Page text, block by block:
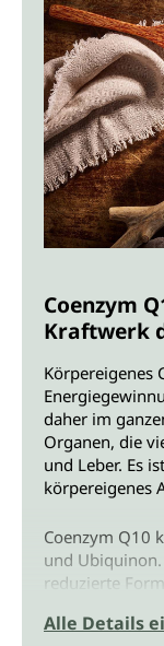
Coenzym
Kraftwerk
Körpereigenes
daher im
Organen, die
und Leber. Es
körpereigenes
Coenzym Q10
und
reduzierte
macht den
Alle Details